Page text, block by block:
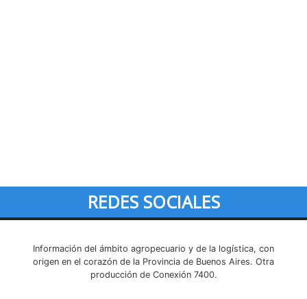
REDES SOCIALES
Información del ámbito agropecuario y de la logística, con
origen en el corazón de la Provincia de Buenos Aires. Otra
producción de Conexión 7400.